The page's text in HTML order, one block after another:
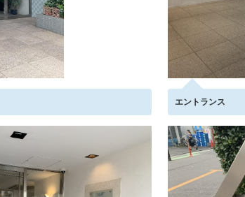
エントランス